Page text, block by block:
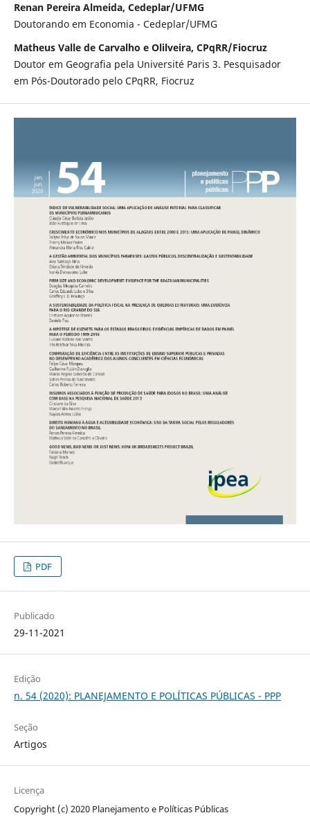
Renan Pereira Almeida, Cedeplar/UFMG
Doutorando em Economia - Cedeplar/UFMG
Matheus Valle de Carvalho e Olilveira, CPqRR/Fiocruz
Doutor em Geografia pela Université Paris 3. Pesquisador
em Pós-Doutorado pelo CPqRR, Fiocruz
PDF
Publicado
29-11-2021
Edição
n. 54 (2020): PLANEJAMENTO E POLÍTICAS PÚBLICAS - PPP
Seção
Artigos
Licença
Copyright (c) 2020 Planejamento e Políticas Públicas